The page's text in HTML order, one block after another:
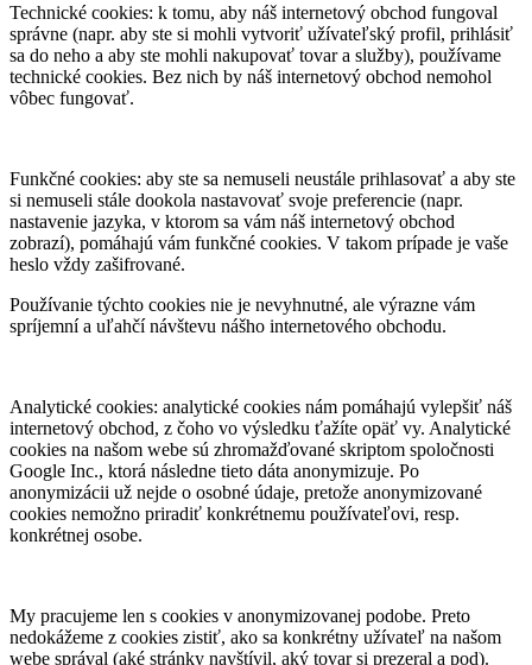
Technické cookies: k tomu, aby náš internetový obchod fungoval
správne (napr. aby ste si mohli vytvoriť užívateľský profil, prihlásiť
sa do neho a aby ste mohli nakupovať tovar a služby), používame
technické cookies. Bez nich by náš internetový obchod nemohol
vôbec fungovať.
Funkčné cookies: aby ste sa nemuseli neustále prihlasovať a aby ste
si nemuseli stále dookola nastavovať svoje preferencie (napr.
nastavenie jazyka, v ktorom sa vám náš internetový obchod
zobrazí), pomáhajú vám funkčné cookies. V takom prípade je vaše
heslo vždy zašifrované.
Používanie týchto cookies nie je nevyhnutné, ale výrazne vám
spríjemní a uľahčí návštevu nášho internetového obchodu.
Analytické cookies: analytické cookies nám pomáhajú vylepšiť náš
internetový obchod, z čoho vo výsledku ťažíte opäť vy. Analytické
cookies na našom webe sú zhromažďované skriptom spoločnosti
Google Inc., ktorá následne tieto dáta anonymizuje. Po
anonymizácii už nejde o osobné údaje, pretože anonymizované
cookies nemožno priradiť konkrétnemu používateľovi, resp.
konkrétnej osobe.
My pracujeme len s cookies v anonymizovanej podobe. Preto
nedokážeme z cookies zistiť, ako sa konkrétny užívateľ na našom
webe správal (aké stránky navštívil, aký tovar si prezeral a pod).